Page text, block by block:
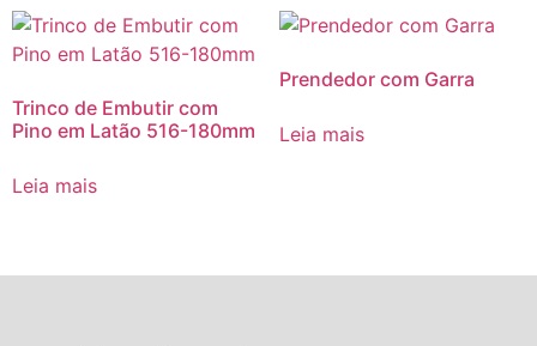
Trinco de Embutir com
Pino em Latão 516-180mm
Leia mais
Prendedor com Garra
Leia mais